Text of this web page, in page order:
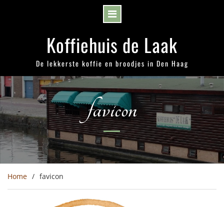
Koffiehuis de Laak
De lekkerste koffie en broodjes in Den Haag
favicon
Home favicon